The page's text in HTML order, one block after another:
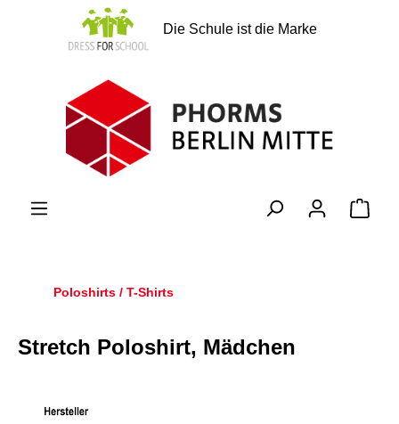
springen
Die Schule ist die Marke
Poloshirts / T-Shirts
Stretch Poloshirt, Mädchen